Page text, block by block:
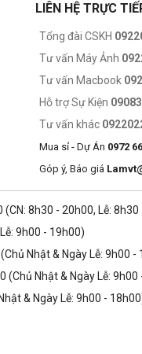
LIÊN HỆ TRỰC
Tổng đài CSKH
Tư vấn Máy Ảnh
Tư vấn Macbook
Hỗ trợ Sự Kiện
Tư vấn khác
Mua sỉ - Dự Án 0972
Góp ý, Báo giá
(CN: 8h30 - 20h00, Lễ:
9h00 - 19h00)
Nhật & Ngày Lễ: 9h00 -
(Chủ Nhật & Ngày Lễ:
& Ngày Lễ: 9h00 -